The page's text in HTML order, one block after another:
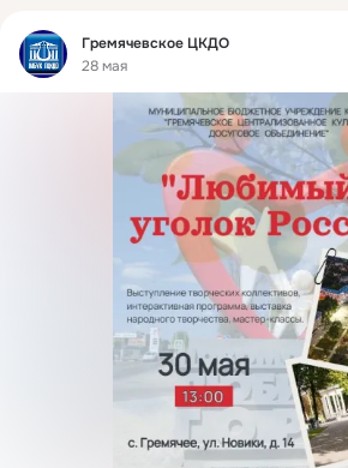
Фид
Гремячевское ЦКДО
28 мая